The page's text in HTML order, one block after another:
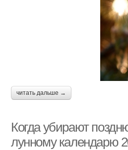
читать дальше →
Когда убирают
лунному календарю